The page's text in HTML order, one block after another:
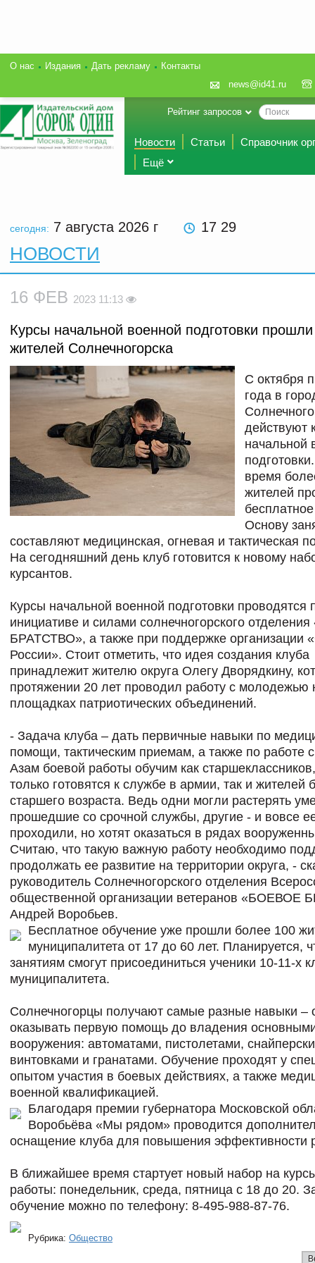
О нас Издания Дать рекламу
Контакты
news@id41.ru
Рейтинг запросов
Новости Статьи
Справочник
Ещё
сегодня: 7 августа 2026 г 17 29
НОВОСТИ
16 ФЕВ 2023 11:13
Курсы начальной военной подготовки
жителей Солнечногорска
С октября
года в
действуют
начальной
время
жителей
Основу
составляют медицинская, огневая и тактическая
На сегодняшний день клуб готовится к новому
курсантов.
Курсы начальной военной подготовки проводятся
инициативе и силами солнечногорского
БРАТСТВО», а также при поддержке организации
России». Стоит отметить, что идея создания клуба
принадлежит жителю округа Олегу Дворядкину,
протяжении 20 лет проводил работу с молодежью
площадках патриотических объединений.
- Задача клуба – дать первичные навыки по
помощи, тактическим приемам, а также по работе
Азам боевой работы обучим как
только готовятся к службе в армии, так и жителей
старшего возраста. Ведь одни могли растерять
прошедшие со срочной службы, другие - и вовсе
проходили, но хотят оказаться в рядах
Считаю, что такую важную работу необходимо
продолжать ее развитие на территории округа, -
руководитель Солнечногорского отделения
общественной организации ветеранов «БОЕВОЕ
Андрей Воробьев.
Бесплатное обучение уже прошли более 100
муниципалитета от 17 до 60 лет. Планируется,
занятиям смогут присоединиться ученики 10-11-х
муниципалитета.
Солнечногорцы получают самые разные навыки –
оказывать первую помощь до владения
вооружения: автоматами, пистолетами,
винтовками и гранатами. Обучение проходят у
опытом участия в боевых действиях, а также
военной квалификацией.
Благодаря премии губернатора Московской
Воробьёва «Мы рядом» проводится
оснащение клуба для повышения эффективности
В ближайшее время стартует новый набор на
работы: понедельник, среда, пятница с 18 до 20.
обучение можно по телефону: 8-495-988-87-76.
Рубрика: Общество